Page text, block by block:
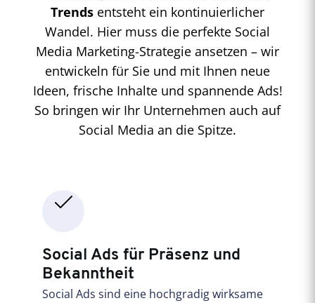
Trends entsteht ein kontinuierlicher
Wandel. Hier muss die perfekte Social
Media Marketing-Strategie ansetzen – wir
entwickeln für Sie und mit Ihnen neue
Ideen, frische Inhalte und spannende Ads!
So bringen wir Ihr Unternehmen auch auf
Social Media an die Spitze.
Social Ads für Präsenz und
Bekanntheit
Social Ads sind eine hochgradig wirksame